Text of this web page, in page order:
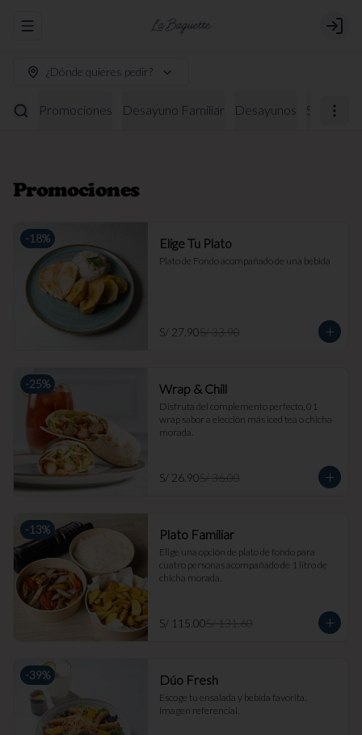
Abrir menu de navegación Login
¿Dónde quieres pedir?
Promociones Desayuno Familiar Desayunos
Promociones
-18% Elige Tu Plato
Plato de Fondo acompañado de una bebida
S/ 27.90S/ 33.90
-25% Wrap & Chill
Disfruta del complemento perfecto, 01
wrap sabor a elección más iced tea o chicha
morada.
S/ 26.90S/ 36.00
-13% Plato Familiar
Elige una opción de plato de fondo para
cuatro personas acompañado de 1 litro de
chicha morada.
S/ 115.00S/ 131.60
-39% Dúo Fresh
Escoge tu ensalada y bebida favorita.
Imagen referencial.